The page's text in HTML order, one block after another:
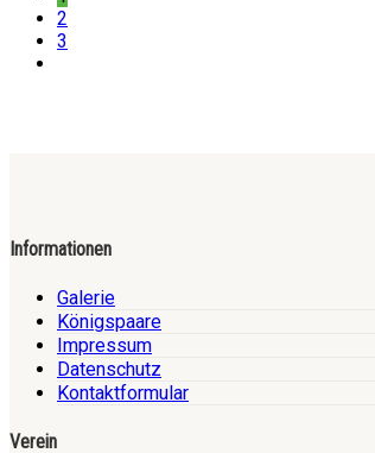
2
3
Informationen
Galerie
Königspaare
Impressum
Datenschutz
Kontaktformular
Verein